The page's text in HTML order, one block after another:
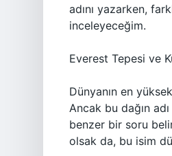
adını yazarken,
inceleyeceğim.
Everest Tepesi ve
Dünyanın en
Ancak bu dağın
benzer bir soru
olsak da, bu isim